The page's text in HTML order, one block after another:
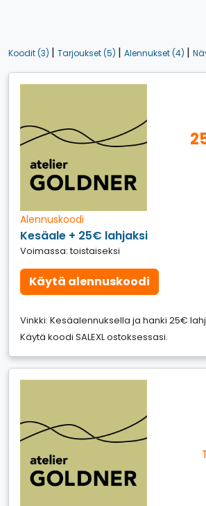
Koodit (3) | Tarjoukset (5) | Alennukset (4) |
Alennuskoodi
Kesäale + 25€ lahjaksi
Voimassa: toistaiseksi
Käytä alennuskoodi
Vinkki: Kesäalennuksella ja hanki 25€
Käytä koodi SALEXL ostoksessasi.